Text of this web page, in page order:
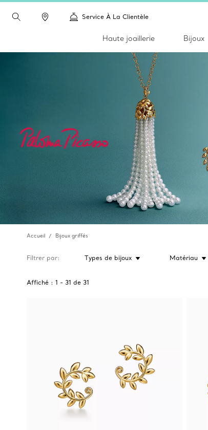
Service À La Clientèle
Haute joaillerie Bijoux
Accueil Bijoux griffés
Filtrer par Types de bijoux Matériau
Affiché : 1 - 31 de 31